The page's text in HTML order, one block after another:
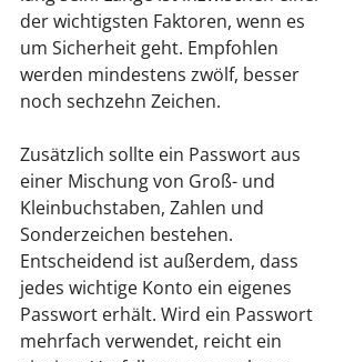
der wichtigsten Faktoren, wenn es
um Sicherheit geht. Empfohlen
werden mindestens zwölf, besser
noch sechzehn Zeichen.
Zusätzlich sollte ein Passwort aus
einer Mischung von Groß- und
Kleinbuchstaben, Zahlen und
Sonderzeichen bestehen.
Entscheidend ist außerdem, dass
jedes wichtige Konto ein eigenes
Passwort erhält. Wird ein Passwort
mehrfach verwendet, reicht ein